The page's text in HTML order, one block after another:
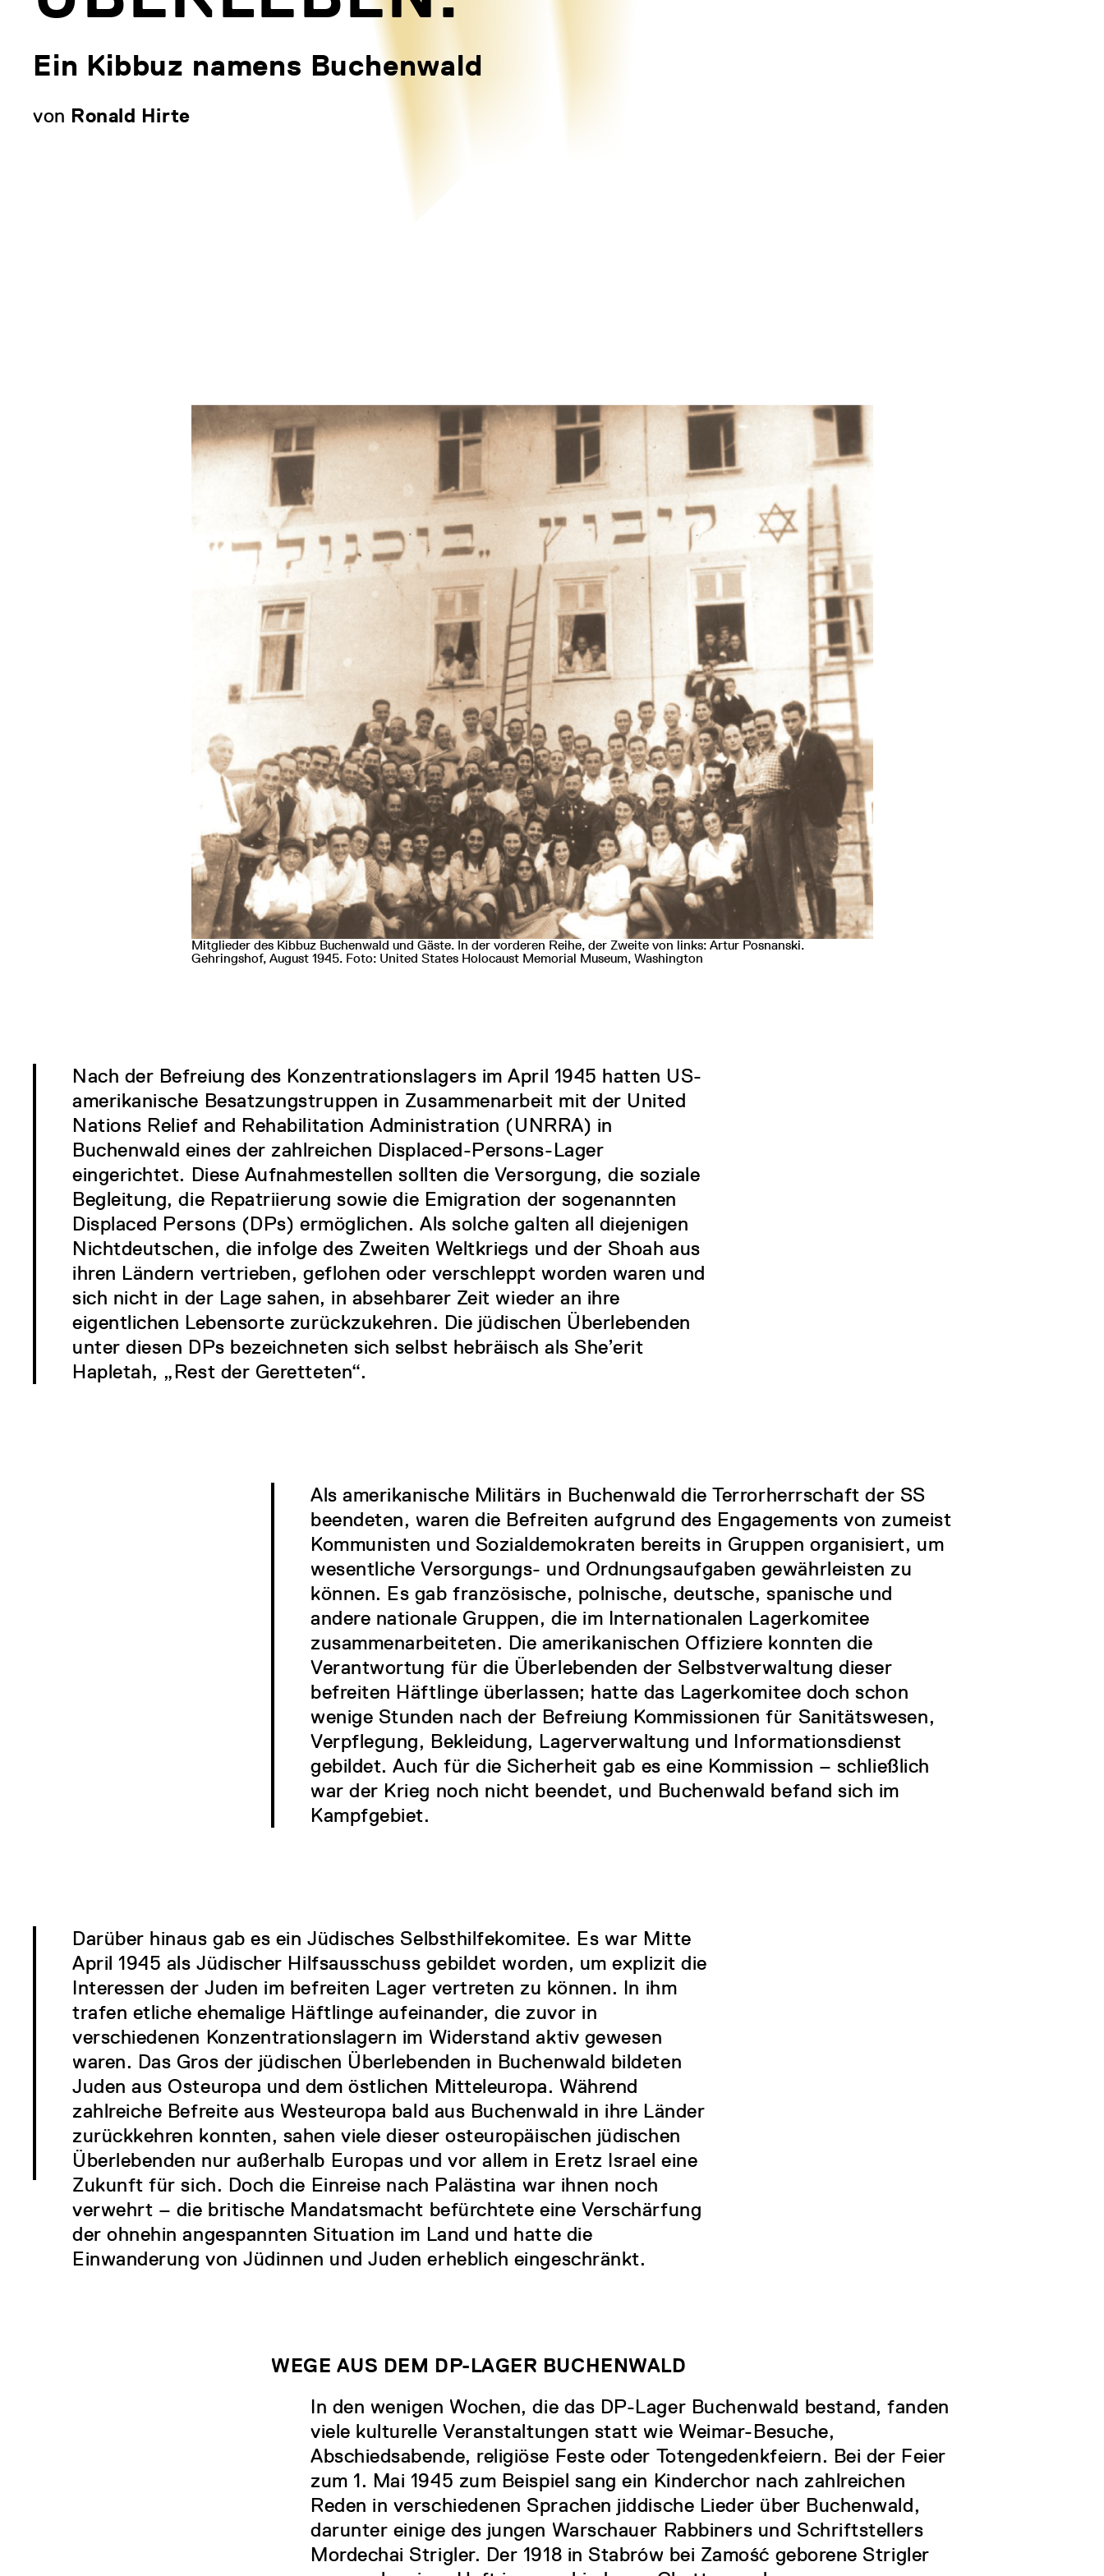
Ein Kibbuz namens Buchenwald
von Ronald Hirte
Mitglieder des Kibbuz Buchenwald und Gäste. In der vorderen Reihe, der Zweite von links: Artur Posnanski.
Gehringshof, August 1945. Foto: United States Holocaust Memorial Museum, Washington
Nach der Befreiung des Konzentrationslagers im April 1945 hatten US-
amerikanische Besatzungstruppen in Zusammenarbeit mit der United
Nations Relief and Rehabilitation Administration (UNRRA) in
Buchenwald eines der zahlreichen Displaced-Persons-Lager
eingerichtet. Diese Aufnahmestellen sollten die Versorgung, die soziale
Begleitung, die Repatriierung sowie die Emigration der sogenannten
Displaced Persons (DPs) ermöglichen. Als solche galten all diejenigen
Nichtdeutschen, die infolge des Zweiten Weltkriegs und der Shoah aus
ihren Ländern vertrieben, geflohen oder verschleppt worden waren und
sich nicht in der Lage sahen, in absehbarer Zeit wieder an ihre
eigentlichen Lebensorte zurückzukehren. Die jüdischen Überlebenden
unter diesen DPs bezeichneten sich selbst hebräisch als She’erit
Hapletah, „Rest der Geretteten“.
Als amerikanische Militärs in Buchenwald die Terrorherrschaft der SS
beendeten, waren die Befreiten aufgrund des Engagements von zumeist
Kommunisten und Sozialdemokraten bereits in Gruppen organisiert, um
wesentliche Versorgungs- und Ordnungsaufgaben gewährleisten zu
können. Es gab französische, polnische, deutsche, spanische und
andere nationale Gruppen, die im Internationalen Lagerkomitee
zusammenarbeiteten. Die amerikanischen Offiziere konnten die
Verantwortung für die Überlebenden der Selbstverwaltung dieser
befreiten Häftlinge überlassen; hatte das Lagerkomitee doch schon
wenige Stunden nach der Befreiung Kommissionen für Sanitätswesen,
Verpflegung, Bekleidung, Lagerverwaltung und Informationsdienst
gebildet. Auch für die Sicherheit gab es eine Kommission – schließlich
war der Krieg noch nicht beendet, und Buchenwald befand sich im
Kampfgebiet.
Darüber hinaus gab es ein Jüdisches Selbsthilfekomitee. Es war Mitte
April 1945 als Jüdischer Hilfsausschuss gebildet worden, um explizit die
Interessen der Juden im befreiten Lager vertreten zu können. In ihm
trafen etliche ehemalige Häftlinge aufeinander, die zuvor in
verschiedenen Konzentrationslagern im Widerstand aktiv gewesen
waren. Das Gros der jüdischen Überlebenden in Buchenwald bildeten
Juden aus Osteuropa und dem östlichen Mitteleuropa. Während
zahlreiche Befreite aus Westeuropa bald aus Buchenwald in ihre Länder
zurückkehren konnten, sahen viele dieser osteuropäischen jüdischen
Überlebenden nur außerhalb Europas und vor allem in Eretz Israel eine
Zukunft für sich. Doch die Einreise nach Palästina war ihnen noch
verwehrt – die britische Mandatsmacht befürchtete eine Verschärfung
der ohnehin angespannten Situation im Land und hatte die
Einwanderung von Jüdinnen und Juden erheblich eingeschränkt.
WEGE AUS DEM DP-LAGER BUCHENWALD
In den wenigen Wochen, die das DP-Lager Buchenwald bestand, fanden
viele kulturelle Veranstaltungen statt wie Weimar-Besuche,
Abschiedsabende, religiöse Feste oder Totengedenkfeiern. Bei der Feier
zum 1. Mai 1945 zum Beispiel sang ein Kinderchor nach zahlreichen
Reden in verschiedenen Sprachen jiddische Lieder über Buchenwald,
darunter einige des jungen Warschauer Rabbiners und Schriftstellers
Mordechai Strigler. Der 1918 in Stabrów bei Zamość geborene Strigler